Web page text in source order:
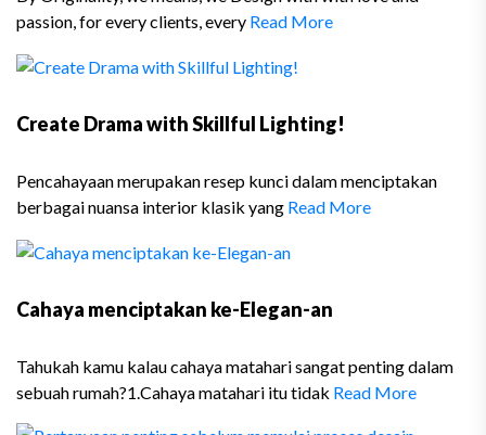
passion, for every clients, every Read More
Create Drama with Skillful Lighting!
Pencahayaan merupakan resep kunci dalam menciptakan
berbagai nuansa interior klasik yang Read More
Cahaya menciptakan ke-Elegan-an
Tahukah kamu kalau cahaya matahari sangat penting dalam
sebuah rumah?1.Cahaya matahari itu tidak Read More